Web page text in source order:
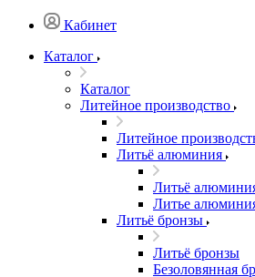
Кабинет
Каталог
Каталог
Литейное производство
Литейное
Литьё алюминия
Литьё
Литье
Литьё бронзы
Литьё бронзы
Безоловянная